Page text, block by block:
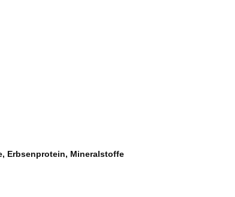
Erbsenprotein, Mineralstoffe